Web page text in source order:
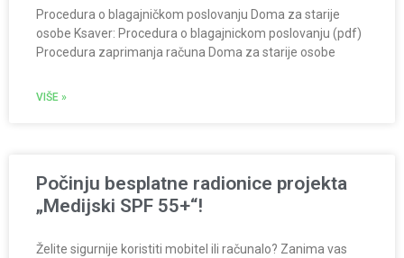
Procedura o blagajničkom poslovanju Doma za starije
osobe Ksaver: Procedura o blagajnickom poslovanju (pdf)
Procedura zaprimanja računa Doma za starije osobe
VIŠE »
Počinju besplatne radionice projekta
„Medijski SPF 55+“!
Želite sigurnije koristiti mobitel ili računalo? Zanima vas